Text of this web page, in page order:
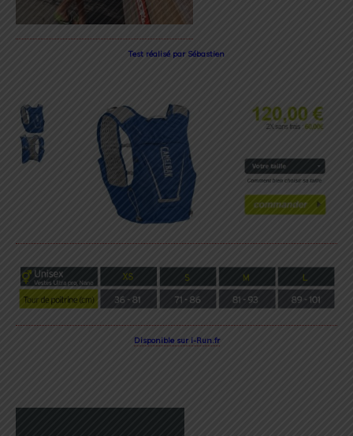
Test réalisé par Sébastien
Disponible sur i-Run.fr